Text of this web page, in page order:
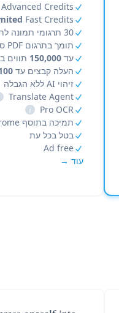
Advanced Credits
Fast Credits
30 תרגומי תמונה לתמונה ליום
תומך בתרגום PDF סרוק
עד 150,000 תווים
העלה קבצים עד MB
זיהוי AI ללא הגבלה
Translate Agent
Pro OCR
i
תמיכה בתוסף Chrome
בטל בכל עת
Ad free
עוד →